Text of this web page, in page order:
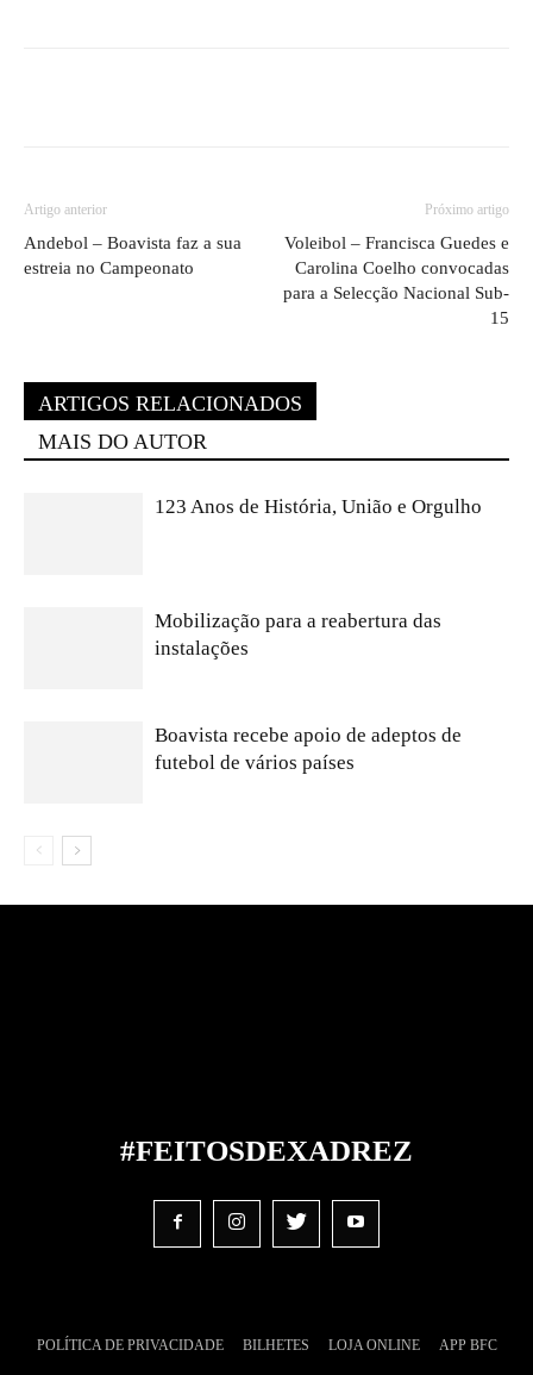
Artigo anterior
Andebol – Boavista faz a sua
estreia no Campeonato
Próximo artigo
Voleibol – Francisca Guedes e
Carolina Coelho convocadas
para a Selecção Nacional Sub-
15
ARTIGOS RELACIONADOS
MAIS DO AUTOR
123 Anos de História, União e Orgulho
Mobilização para a reabertura das
instalações
Boavista recebe apoio de adeptos de
futebol de vários países
#FEITOSDEXADREZ
POLÍTICA DE PRIVACIDADE BILHETES LOJA ONLINE APP BFC